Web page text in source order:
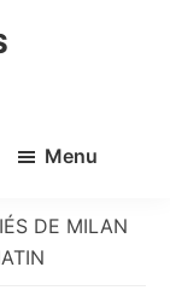
Menu
DE MILAN